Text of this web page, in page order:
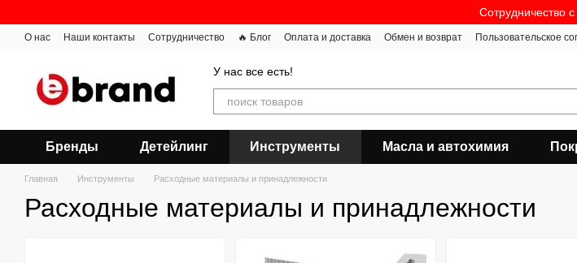
Сотрудничество
О нас Наши контакты Сотрудничество 🔥 Блог Оплата и доставка Обмен и возврат Пользовательское
У нас все есть!
Бренды Детейлинг Инструменты Масла и автохимия
Главная Инструменты Расходные материалы и принадлежности
Расходные материалы и принадлежности